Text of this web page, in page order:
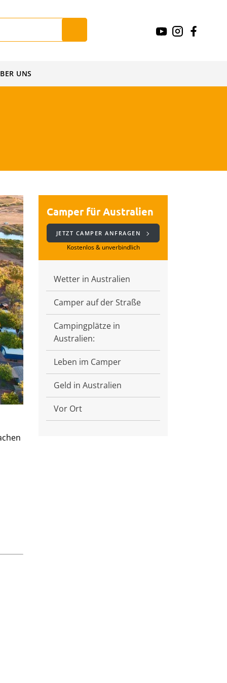
UNS
Camper für Australien
JETZT CAMPER ANFRAGEN
Kostenlos & unverbindlich
Wetter in Australien
Camper auf der Straße
Campingplätze in
Australien:
Leben im Camper
Geld in Australien
Vor Ort